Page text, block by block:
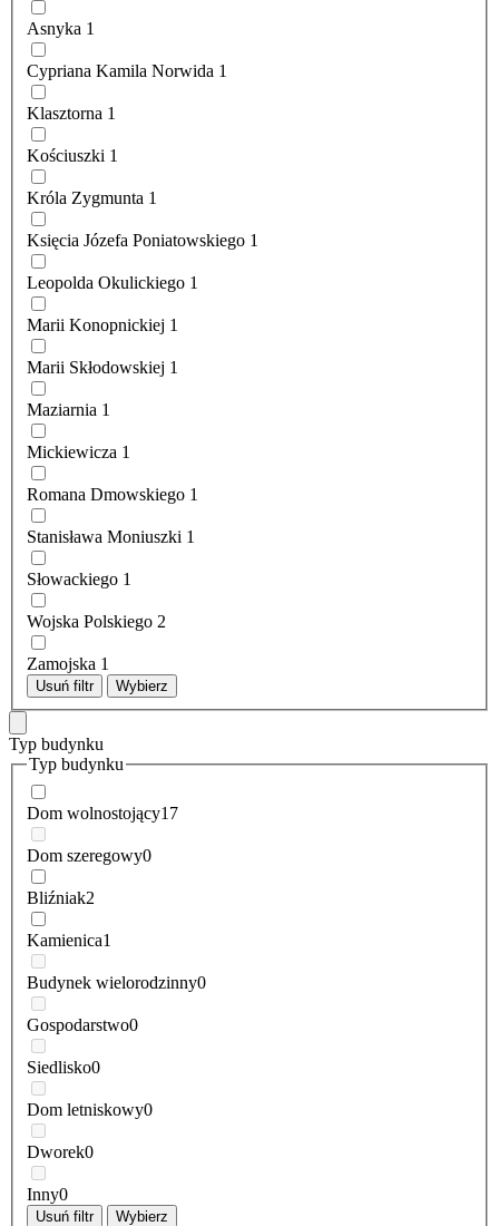
Asnyka 1
Cypriana Kamila Norwida 1
Klasztorna 1
Kościuszki 1
Króla Zygmunta 1
Księcia Józefa Poniatowskiego 1
Leopolda Okulickiego 1
Marii Konopnickiej 1
Marii Skłodowskiej 1
Maziarnia 1
Mickiewicza 1
Romana Dmowskiego 1
Stanisława Moniuszki 1
Słowackiego 1
Wojska Polskiego 2
Zamojska 1
Usuń filtr Wybierz
Typ budynku
Typ budynku
Dom wolnostojący17
Dom szeregowy0
Bliźniak2
Kamienica1
Budynek wielorodzinny0
Gospodarstwo0
Siedlisko0
Dom letniskowy0
Dworek0
Inny0
Usuń filtr Wybierz